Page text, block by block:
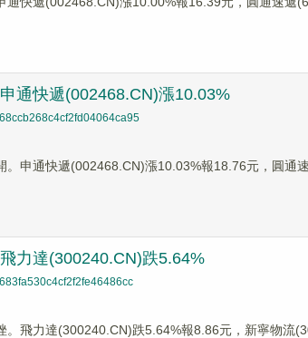
通快遞(002468.CN)漲10.03%
。申通快遞(002468.CN)漲10.03%報18.76元，圓通
力達(300240.CN)跌5.64%
。飛力達(300240.CN)跌5.64%報8.86元，新寧物流